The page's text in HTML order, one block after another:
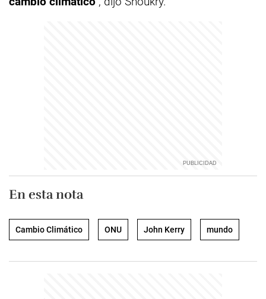
En esta nota
Cambio Climático ONU John Kerry mundo